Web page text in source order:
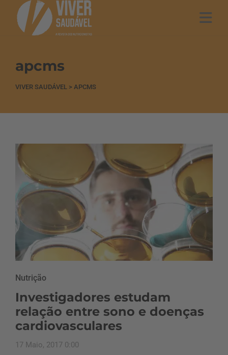
apcms
VIVER SAUDÁVEL > APCMS
Nutrição
Investigadores estudam
relação entre sono e doenças
cardiovasculares
17 Maio, 2017 0:00